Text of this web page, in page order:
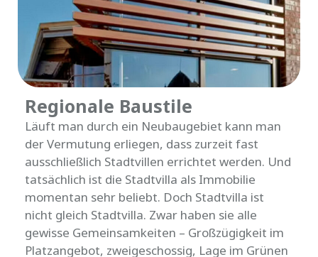
Regionale Baustile
Läuft man durch ein Neubaugebiet kann man
der Vermutung erliegen, dass zurzeit fast
ausschließlich Stadtvillen errichtet werden. Und
tatsächlich ist die Stadtvilla als Immobilie
momentan sehr beliebt. Doch Stadtvilla ist
nicht gleich Stadtvilla. Zwar haben sie alle
gewisse Gemeinsamkeiten – Großzügigkeit im
Platzangebot, zweigeschossig, Lage im Grünen